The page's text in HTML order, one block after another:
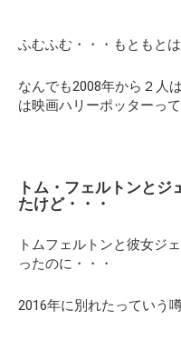
ふむふむ・・・もともと
なんでも2008年から２人
は映画ハリーポッターっ
トム・フェルトンと
たけど・・・
トムフェルトンと彼女ジ
ったのに・・・
2016年に別れたっていう